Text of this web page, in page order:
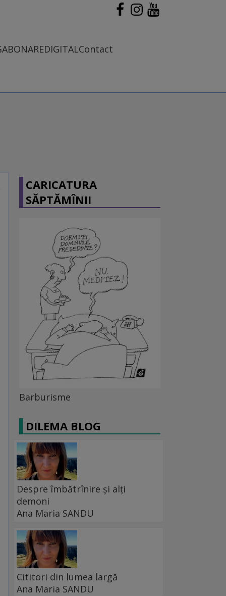
ABONAREDIGITALContact
CARICATURA
SĂPTĂMÎNII
Barburisme
DILEMA BLOG
Despre îmbătrînire și alți
demoni
Ana Maria SANDU
Cititori din lumea largă
Ana Maria SANDU